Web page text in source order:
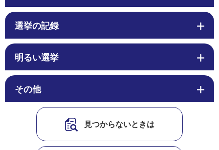
選挙の記録
明るい選挙
その他
見つからないときは